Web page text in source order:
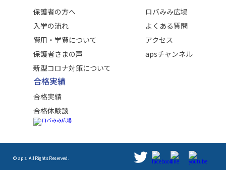
保護者の方へ
入学の流れ
費用・学費について
保護者さまの声
新型コロナ対策について
ロバみみ広場
よくある質問
アクセス
apsチャンネル
合格実績
合格実績
合格体験談
© aps. All Rights Reserved.